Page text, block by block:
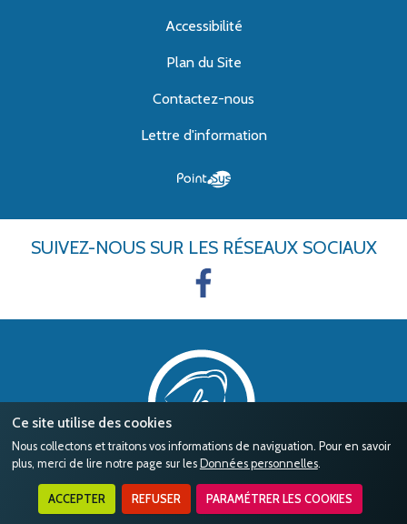
Ce site utilise des cookies
Nous collectons et traitons vos informations de naviguation. Pour en savoir
plus, merci de lire notre page sur les Données personnelles.
ACCEPTER REFUSER PARAMÉTRER LES COOKIES
Accessibilité
Plan du Site
Contactez-nous
Lettre d'information
SUIVEZ-NOUS SUR LES RÉSEAUX SOCIAUX